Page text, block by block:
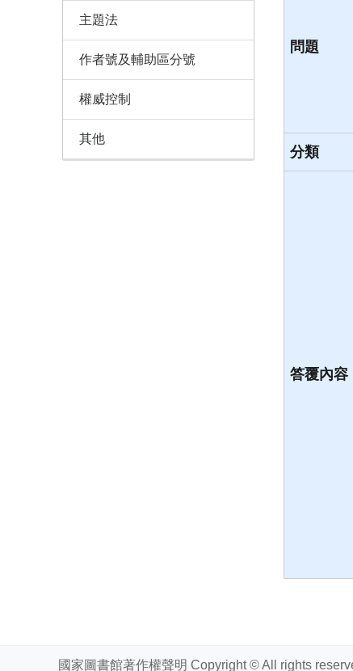
問題
分類
答覆內容
主題法
作者號及輔助區分號
權威控制
其他
國家圖書館著作權聲明 Copyright © All rights